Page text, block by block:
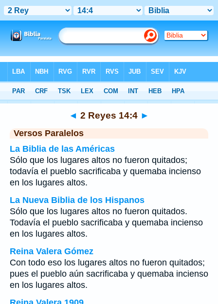
>2 Reyes Capítulo 14 > Verso 4
◄ 2 Reyes 14:4 ►
Versos Paralelos
La Biblia de las Américas
Sólo que los lugares altos no fueron quitados;
todavía el pueblo sacrificaba y quemaba incienso
en los lugares altos.
La Nueva Biblia de los Hispanos
Sólo que los lugares altos no fueron quitados.
Todavía el pueblo sacrificaba y quemaba incienso
en los lugares altos.
Reina Valera Gómez
Con todo eso los lugares altos no fueron quitados;
pues el pueblo aún sacrificaba y quemaba incienso
en los lugares altos.